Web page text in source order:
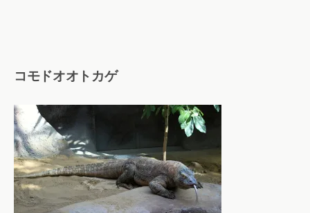
コモドオオトカゲ